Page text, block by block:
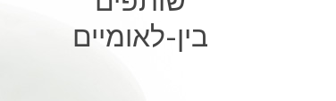
בין-לאומיים